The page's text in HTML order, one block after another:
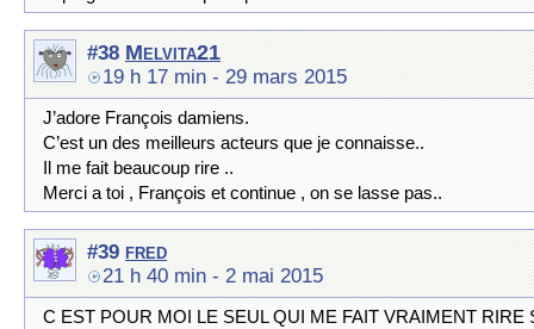
#38 Melvita21
19 h 17 min - 29 mars 2015
J’adore François damiens.
C’est un des meilleurs acteurs que je connaisse..
Il me fait beaucoup rire ..
Merci a toi , François et continue , on se lasse pas..
#39 fred
21 h 40 min - 2 mai 2015
C EST POUR MOI LE SEUL QUI ME FAIT VRAIMENT RIRE